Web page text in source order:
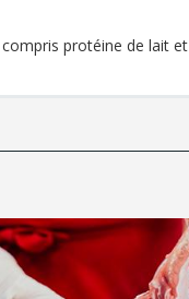
protéine de lait